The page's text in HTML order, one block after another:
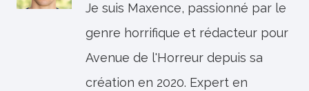
Je suis Maxence, passionné par le
genre horrifique et rédacteur pour
Avenue de l'Horreur depuis sa
création en 2020. Expert en